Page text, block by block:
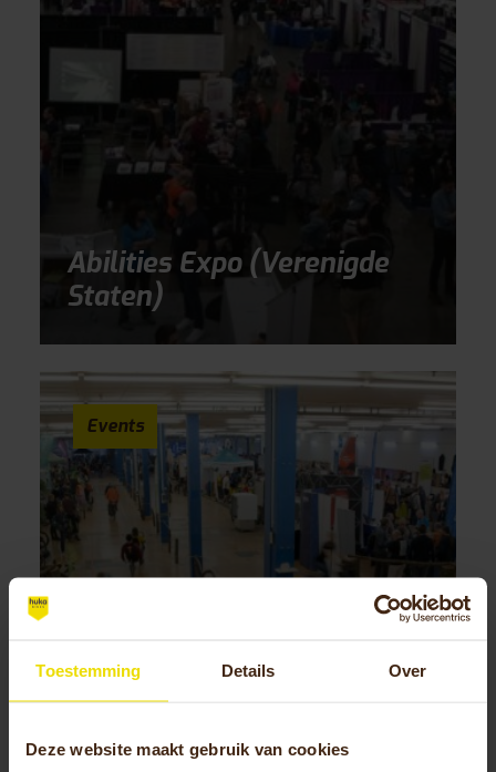
Toestemming Details Over
Deze website maakt gebruik van cookies
Abilities Expo (Verenigde
Staten)
Events